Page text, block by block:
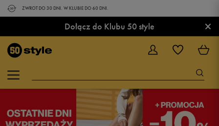
ZWROT DO 30 DNI. W KLUBIE DO 60 DNI.
Dołącz do Klubu 50 style ×